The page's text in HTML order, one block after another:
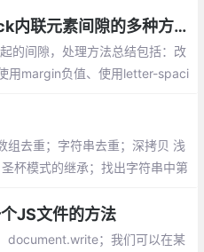
html/css解决inline-block内联元素间隙的多种方法总汇
的间隙，处理方法总结包括：改
用margin负值、使用letter-spaci
等...
组去重；字符串去重；深拷贝 浅
杯模式的继承；找出字符串中第
JS文件的方法
document.write；我们可以在某